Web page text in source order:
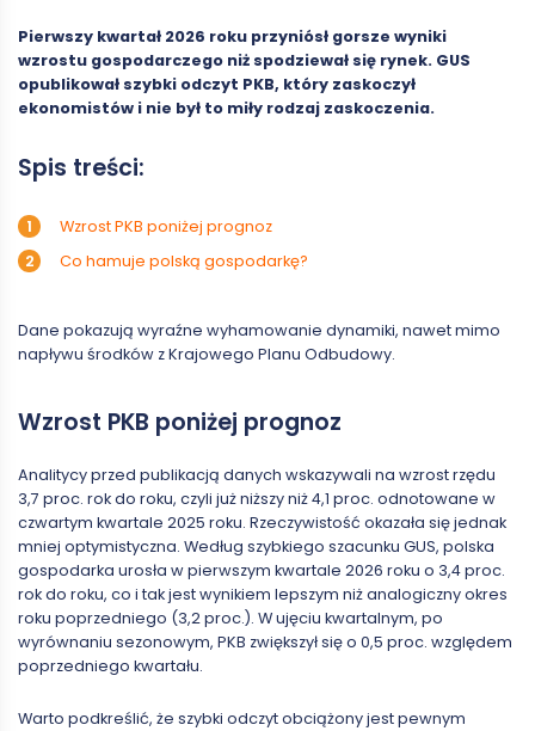
Pierwszy kwartał 2026 roku przyniósł gorsze wyniki
wzrostu gospodarczego niż spodziewał się rynek. GUS
opublikował szybki odczyt PKB, który zaskoczył
ekonomistów i nie był to miły rodzaj zaskoczenia.
Spis treści:
Wzrost PKB poniżej prognoz
Co hamuje polską gospodarkę?
Dane pokazują wyraźne wyhamowanie dynamiki, nawet mimo
napływu środków z Krajowego Planu Odbudowy.
Wzrost PKB poniżej prognoz
Analitycy przed publikacją danych wskazywali na wzrost rzędu
3,7 proc. rok do roku, czyli już niższy niż 4,1 proc. odnotowane w
czwartym kwartale 2025 roku. Rzeczywistość okazała się jednak
mniej optymistyczna. Według szybkiego szacunku GUS, polska
gospodarka urosła w pierwszym kwartale 2026 roku o 3,4 proc.
rok do roku, co i tak jest wynikiem lepszym niż analogiczny okres
roku poprzedniego (3,2 proc.). W ujęciu kwartalnym, po
wyrównaniu sezonowym, PKB zwiększył się o 0,5 proc. względem
poprzedniego kwartału.
Warto podkreślić, że szybki odczyt obciążony jest pewnym